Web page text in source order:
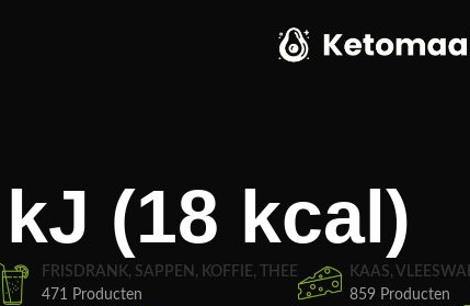
(18 kcal)
FRISDRANK, SAPPEN, KOFFIE, THEE
471 Producten
KAAS,
859 Producten